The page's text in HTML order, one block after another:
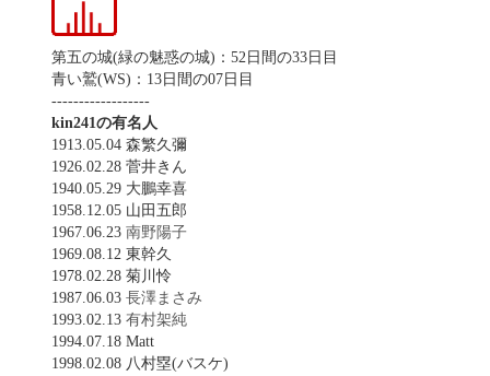
第五の城(緑の魅惑の城)：52日間の33日目
青い鷲(WS)：13日間の07日目
------------------
kin241の有名人
1913.05.04 森繁久彌
1926.02.28 菅井きん
1940.05.29 大鵬幸喜
1958.12.05 山田五郎
1967.06.23 南野陽子
1969.08.12 東幹久
1978.02.28 菊川怜
1987.06.03 長澤まさみ
1993.02.13 有村架純
1994.07.18 Matt
1998.02.08 八村塁(バスケ)